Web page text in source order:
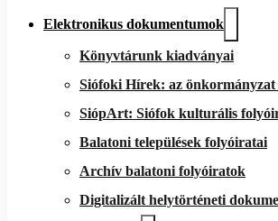
Elektronikus dokumentumok
Könyvtárunk kiadványai
Siófoki Hírek: az
SiópArt: Siófok kulturális
Balatoni települések folyóiratai
Archív balatoni folyóiratok
Digitalizált helytörténeti